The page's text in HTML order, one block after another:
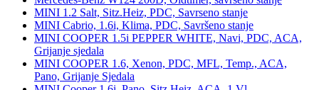
MINI 1.2 Salt, Sitz.Heiz, PDC, Savrseno stanje
MINI Cabrio, 1.6i, Klima, PDC, Savršeno stanje
MINI COOPER 1.5i PEPPER WHITE, Navi, PDC, ACA,
Grijanje sjedala
MINI COOPER 1.6, Xenon, PDC, MFL, Temp., ACA,
Pano, Grijanje Sjedala